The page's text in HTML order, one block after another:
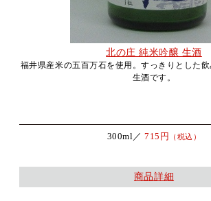
北の庄 純米吟醸 生酒
福井県産米の五百万石を使用。すっきりとした
生酒です。
300ml／715円 （税込）
商品詳細